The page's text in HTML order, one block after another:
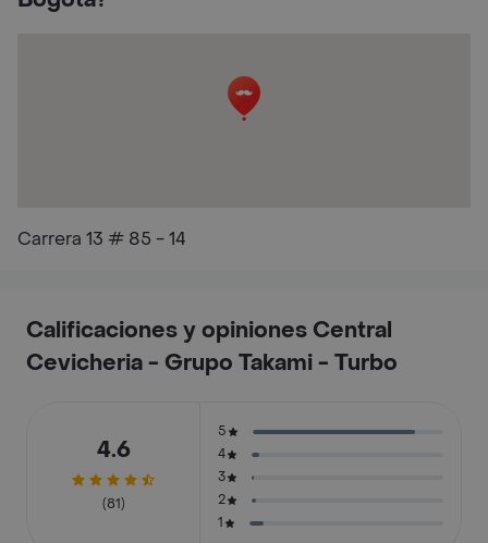
Carrera 13 # 85 - 14
Calificaciones y opiniones Central
Cevicheria - Grupo Takami - Turbo
4.6
(81)
5
4
3
2
1